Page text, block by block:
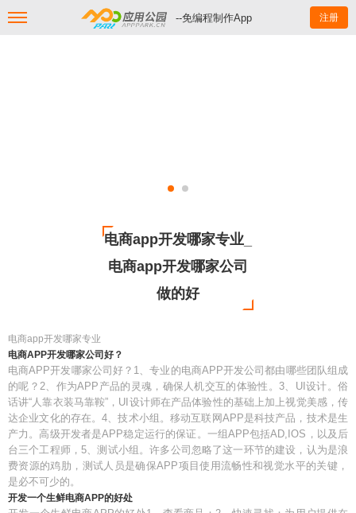
--免编程制作App 注册
电商app开发哪家专业_
电商app开发哪家公司
做的好
电商app开发哪家专业
电商APP开发哪家公司好？
电商APP开发哪家公司好？1、专业的电商APP开发公司都由哪些团队组成
的呢？2、作为APP产品的灵魂，确保人机交互的体验性。3、UI设计。俗
话讲“人靠衣装马靠鞍”，UI设计师在产品体验性的基础上加上视觉美感，传
达企业文化的存在。4、技术小组。移动互联网APP是科技产品，技术是生
产力。高级开发者是APP稳定运行的保证。一组APP包括AD,IOS，以及后
台三个工程师，5、测试小组。许多公司忽略了这一环节的建设，认为是浪
费资源的鸡肋，测试人员是确保APP项目使用流畅性和视觉水平的关键，
是必不可少的。
开发一个生鲜电商APP的好处